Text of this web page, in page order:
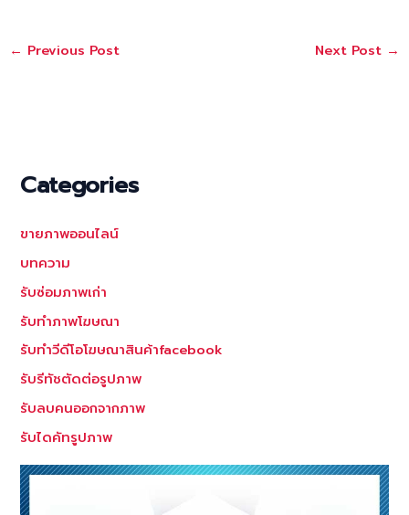
← Previous Post Next Post →
Categories
ขายภาพออนไลน์
บทความ
รับซ่อมภาพเก่า
รับทำภาพโฆษณา
รับทำวีดีโอโฆษณาสินค้าfacebook
รับรีทัชตัดต่อรูปภาพ
รับลบคนออกจากภาพ
รับไดคัทรูปภาพ